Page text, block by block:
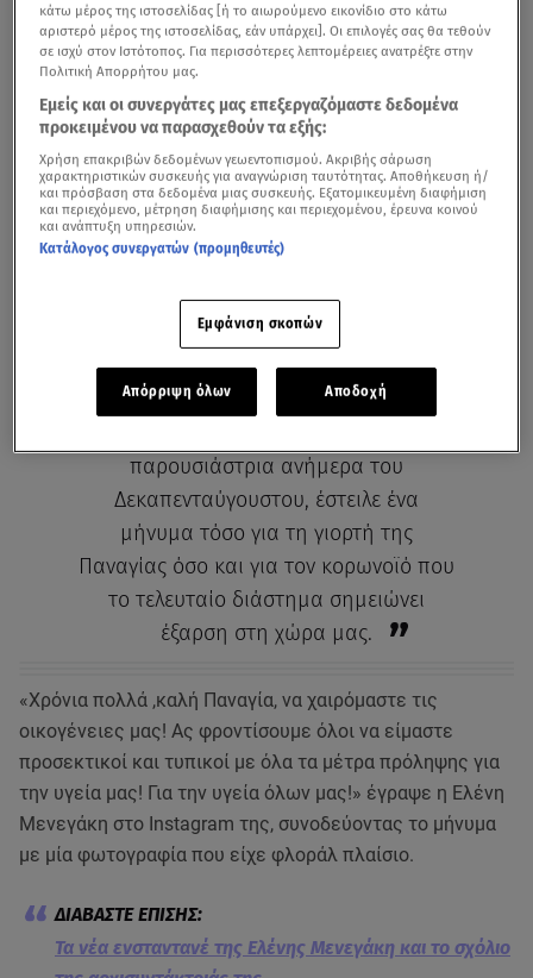
Δείτε στο video μία από τις συγκινητικές στιγμές στο τηλεοπτικό αντίο της
Ελένης Μενεγάκη
Μπορεί ηΕλένη Μενεγάκηνα είπε «αντίο» στην
τηλεοπτικής παρουσίας, ωστόσο υποσχέθηκε στους
θαυμαστές της, πως θα τα «λένε» συχνά μέσω
Instagram.
παρουσιάστρια ανήμερα του
Δεκαπενταύγουστου, έστειλε ένα
μήνυμα τόσο για τη γιορτή της
Παναγίας όσο και για τον κορωνοϊό που
το τελευταίο διάστημα σημειώνει
έξαρση στη χώρα μας.
«Χρόνια πολλά ,καλή Παναγία, να χαιρόμαστε τις
οικογένειες μας! Ας φροντίσουμε όλοι να είμαστε
προσεκτικοί και τυπικοί με όλα τα μέτρα πρόληψης για
την υγεία μας! Για την υγεία όλων μας!» έγραψε η Ελένη
Μενεγάκη στο Instagram της, συνοδεύοντας το μήνυμα
με μία φωτογραφία που είχε φλοράλ πλαίσιο.
Τα νέα ενσταντανέ της Ελένης Μενεγάκη και το σχόλιο
κάτω μέρος της ιστοσελίδας [ή το αιωρούμενο εικονίδιο στο κάτω
αριστερό μέρος της ιστοσελίδας, εάν υπάρχει]. Οι επιλογές σας θα τεθούν
σε ισχύ στον Ιστότοπος. Για περισσότερες λεπτομέρειες ανατρέξτε στην
Πολιτική Απορρήτου μας.
Εμείς και οι συνεργάτες μας επεξεργαζόμαστε δεδομένα
προκειμένου να παρασχεθούν τα εξής:
Χρήση επακριβών δεδομένων γεωεντοπισμού. Ακριβής σάρωση
χαρακτηριστικών συσκευής για αναγνώριση ταυτότητας. Αποθήκευση ή/
και πρόσβαση στα δεδομένα μιας συσκευής. Εξατομικευμένη διαφήμιση
και περιεχόμενο, μέτρηση διαφήμισης και περιεχομένου, έρευνα κοινού
και ανάπτυξη υπηρεσιών.
Κατάλογος συνεργατών (προμηθευτές)
Εμφάνιση σκοπών
Απόρριψη όλων Αποδοχή